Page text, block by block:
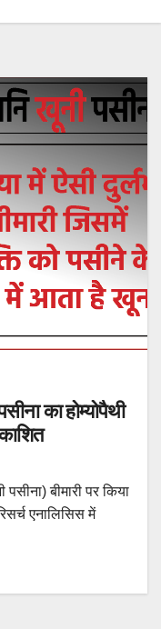
का होम्योपैथी
पसीना) बीमारी पर किया
एनालिसिस में